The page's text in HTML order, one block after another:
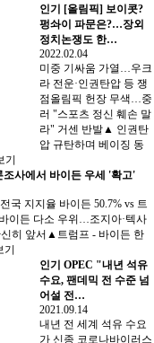
인기 [올림픽] 보이콧?
펑솨이 파문은?…장외
정치논쟁도 한…
2022.02.04
미중 기싸움 가열…우크
라 전운·인권탄압 등 쟁
점올림픽 헌장 무색…중
러 "스포츠 정신 훼손 말
라" 거센 반발▲ 인권탄
압 규탄하며 베이징 동
기
조사에서 바이든 우세 '확고'
국 지지율 바이든 50.7% vs 트
이든 다소 우위…조지아·텍사
히 앞서▲트럼프 - 바이든 한
기
인기 OPEC "내년 석유
수요, 팬데믹 전 수준 넘
어설 전…
2021.09.14
내년 전 세계 석유 수요
가 신종 코로나바이러스